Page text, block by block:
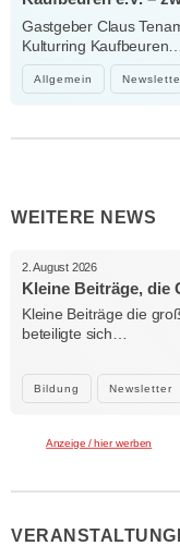
Allgemein
Kraft der Kultur
Gastgeber Claus
Kulturring Kaufbeuren…
WEITERE NEWS
Bildung Newsletter
2. August 2026
Kleine Beiträge, die
Kleine Beiträge die
beteiligte sich…
Anzeige / hier werben